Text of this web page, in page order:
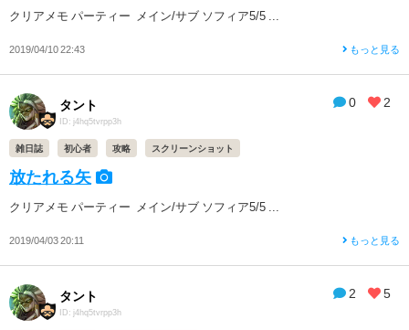
クリアメモ パーティー メイン/サブ ソフィア5/5 ...
2019/04/10 22:43 もっと見る
0 2
タント
ID: j4hq5tvrpp3h
雑日誌 初心者 攻略 スクリーンショット
放たれる矢
クリアメモ パーティー メイン/サブ ソフィア5/5 ...
2019/04/03 20:11 もっと見る
2 5
タント
ID: j4hq5tvrpp3h